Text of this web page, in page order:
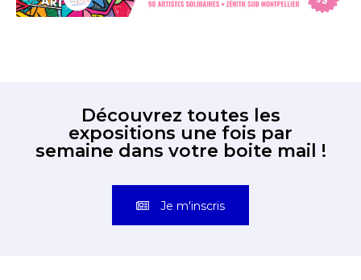
Découvrez toutes les
expositions une fois par
semaine dans votre boite mail !
Je m'inscris